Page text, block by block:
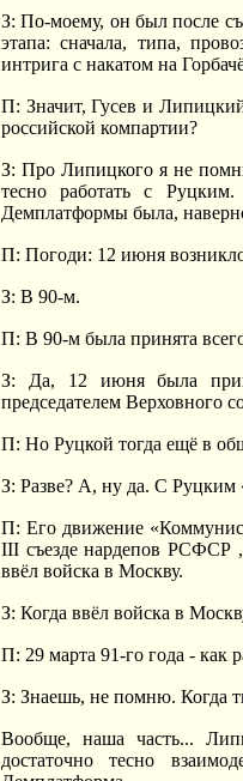
З: По-моему, он был после
этапа: сначала, типа,
интрига с накатом на
П: Значит, Гусев и
российской компартии?
З: Про Липицкого я не
тесно работать с
Демплатформы была,
П: Погоди: 12 июня
З: В 90-м.
П: В 90-м была принята
З: Да, 12 июня была
председателем Верховного
П: Но Руцкой тогда ещё в
З: Разве? А, ну да. С Руцким
П: Его движение
III съезде нардепов РСФСР ,
ввёл войска в Москву.
З: Когда ввёл войска в
П: 29 марта 91-го года - как
З: Знаешь, не помню. Когда
Вообще, наша часть...
достаточно тесно